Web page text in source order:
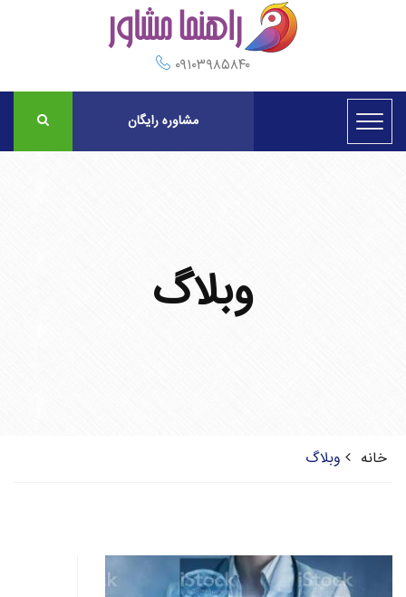
۰۹۱۰۳۹۸۵۸۴۰
مشاوره رایگان
وبلاگ
خانه وبلاگ